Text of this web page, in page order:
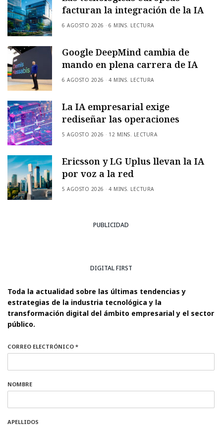
facturan la integración de la IA
6 AGOSTO 2026 6 MINS. LECTURA
Google DeepMind cambia de
mando en plena carrera de IA
6 AGOSTO 2026 4 MINS. LECTURA
La IA empresarial exige
rediseñar las operaciones
5 AGOSTO 2026 12 MINS. LECTURA
Ericsson y LG Uplus llevan la IA
por voz a la red
5 AGOSTO 2026 4 MINS. LECTURA
PUBLICIDAD
DIGITAL FIRST
Toda la actualidad sobre las últimas tendencias y
estrategias de la industria tecnológica y la
transformación digital del ámbito empresarial y el sector
público.
CORREO ELECTRÓNICO *
NOMBRE
APELLIDOS